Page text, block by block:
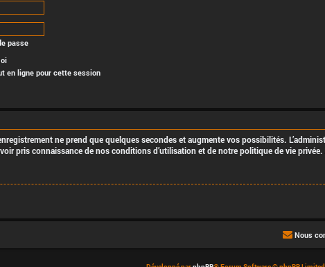
passe
en ligne pour cette session
ne prend que quelques secondes et augmente vos possibilités.
pris connaissance de nos conditions d’utilisation et de notre politique de vie
Nous